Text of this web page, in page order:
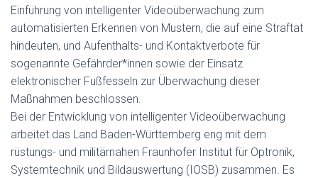
Einführung von intelligenter Videoüberwachung zum
automatisierten Erkennen von Mustern, die auf eine Straftat
hindeuten, und Aufenthalts- und Kontaktverbote für
sogenannte Gefährder*innen sowie der Einsatz
elektronischer Fußfesseln zur Überwachung dieser
Maßnahmen beschlossen.
Bei der Entwicklung von intelligenter Videoüberwachung
arbeitet das Land Baden-Württemberg eng mit dem
rüstungs- und militärnahen Fraunhofer Institut für Optronik,
Systemtechnik und Bildauswertung (IOSB) zusammen. Es